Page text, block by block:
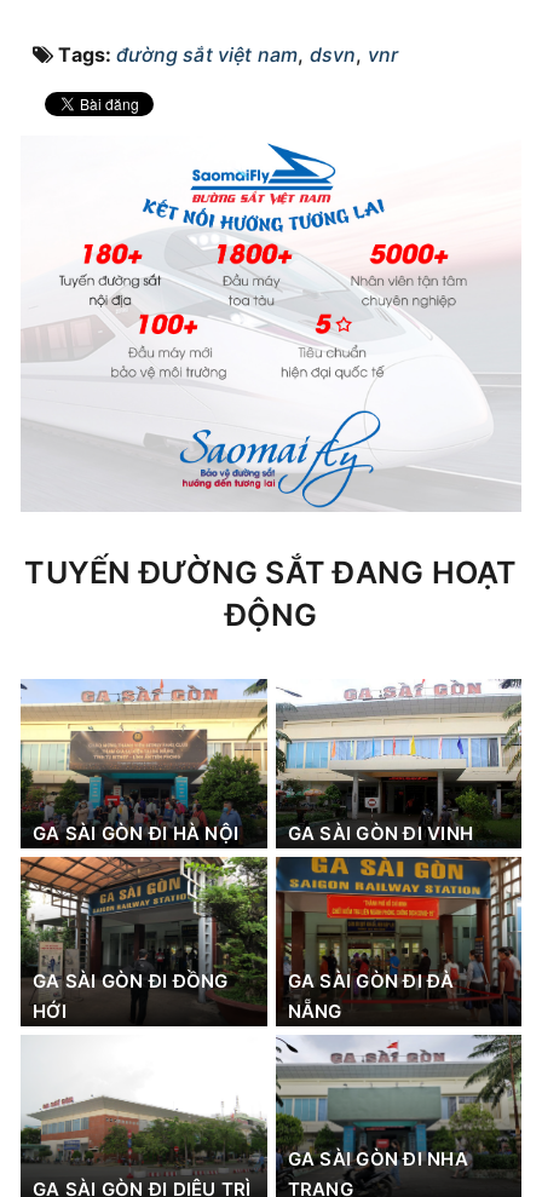
Tags:đường sắt việt nam, dsvn, vnr
TUYẾN ĐƯỜNG SẮT ĐANG HOẠT
ĐỘNG
GA SÀI GÒN ĐI HÀ NỘI GA SÀI GÒN ĐI VINH
GA SÀI GÒN ĐI ĐỒNG
HỚI
GA SÀI GÒN ĐI ĐÀ
NẴNG
GA SÀI GÒN ĐI DIÊU TRÌ
GA SÀI GÒN ĐI NHA
TRANG